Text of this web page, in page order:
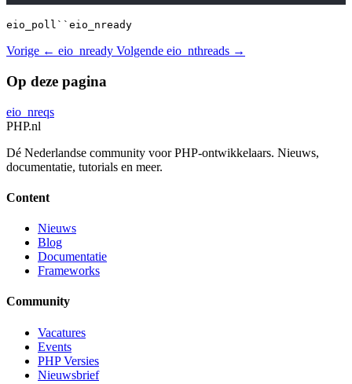
eio_poll``eio_nready
Vorige ← eio_nready Volgende eio_nthreads →
Op deze pagina
eio_nreqs
PHP.nl
Dé Nederlandse community voor PHP-ontwikkelaars. Nieuws,
documentatie, tutorials en meer.
Content
Nieuws
Blog
Documentatie
Frameworks
Community
Vacatures
Events
PHP Versies
Nieuwsbrief